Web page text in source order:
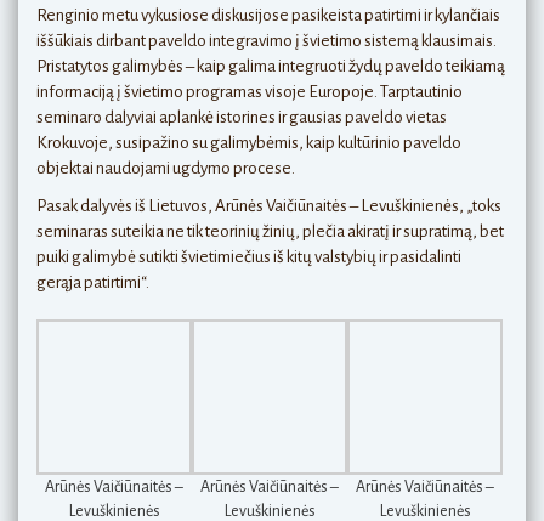
Renginio metu vykusiose diskusijose pasikeista patirtimi ir kylančiais
iššūkiais dirbant paveldo integravimo į švietimo sistemą klausimais.
Pristatytos galimybės – kaip galima integruoti žydų paveldo teikiamą
informaciją į švietimo programas visoje Europoje. Tarptautinio
seminaro dalyviai aplankė istorines ir gausias paveldo vietas
Krokuvoje, susipažino su galimybėmis, kaip kultūrinio paveldo
objektai naudojami ugdymo procese.
Pasak dalyvės iš Lietuvos, Arūnės Vaičiūnaitės – Levuškinienės, „toks
seminaras suteikia ne tik teorinių žinių, plečia akiratį ir supratimą, bet
puiki galimybė sutikti švietimiečius iš kitų valstybių ir pasidalinti
gerąja patirtimi“.
Arūnės Vaičiūnaitės –
Levuškinienės
Arūnės Vaičiūnaitės –
Levuškinienės
Arūnės Vaičiūnaitės –
Levuškinienės